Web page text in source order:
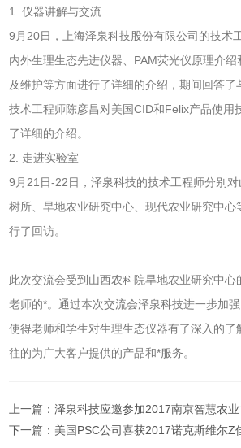
1. 仪器讲解与交流
9月20日，上海泽泉科技股份有限公司的技术
内外生理生态先进仪器、PAM荧光仪原理介绍
及维护等方面进行了详细的介绍，期间回答了
技术工程师陈彦昌对美国CID和Felix产品使用
了详细的介绍。
2. 走进实验室
9月21日-22日，泽泉科技的技术工程师分别
树所、旱地农业研究中心、现代农业研究中心
行了回访。
此次交流会受到山西农科院旱地农业研究中心
老师的*。通过本次交流会泽泉科技进一步加
使得老师和学生对生理生态仪器有了深入的了
往的为广大客户提供的产品和*服务。
上一篇：泽泉科技应邀参加2017南京智慧农
下一篇： 美国PSC公司喜获2017诺克斯维尔Z